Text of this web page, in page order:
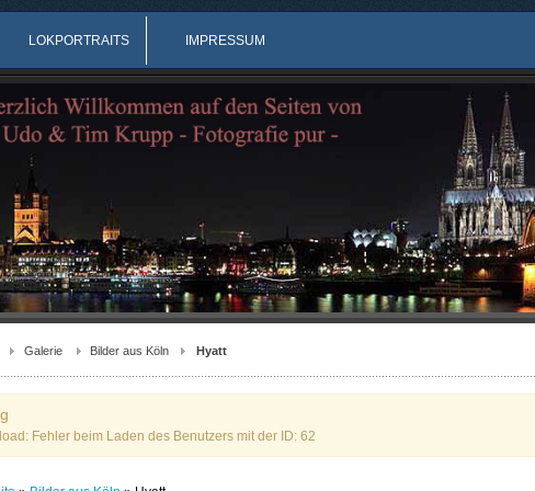
LOKPORTRAITS IMPRESSUM
Galerie Bilder aus Köln Hyatt
Fehler beim Laden des Benutzers mit der ID: 62